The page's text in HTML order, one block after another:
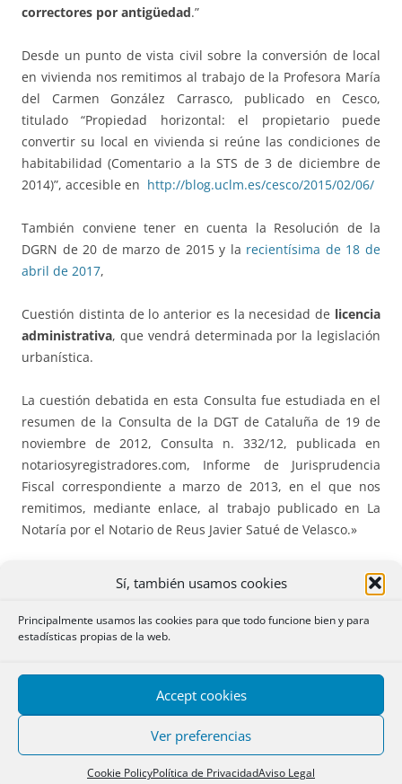
Sí, también usamos cookies
Principalmente usamos las cookies para que todo funcione bien y para
estadísticas propias de la web.
Accept cookies
Ver preferencias
Cookie PolicyPolítica de PrivacidadAviso Legal
correctores por antigüedad.”
Desde un punto de vista civil sobre la conversión de local
en vivienda nos remitimos al trabajo de la Profesora María
del Carmen González Carrasco, publicado en Cesco,
titulado “Propiedad horizontal: el propietario puede
convertir su local en vivienda si reúne las condiciones de
habitabilidad (Comentario a la STS de 3 de diciembre de
2014)”, accesible en http://blog.uclm.es/cesco/2015/02/06/
También conviene tener en cuenta la Resolución de la
DGRN de 20 de marzo de 2015 y la recientísima de 18 de
abril de 2017,
Cuestión distinta de lo anterior es la necesidad de licencia
administrativa, que vendrá determinada por la legislación
urbanística.
La cuestión debatida en esta Consulta fue estudiada en el
resumen de la Consulta de la DGT de Cataluña de 19 de
noviembre de 2012, Consulta n. 332/12, publicada en
notariosyregistradores.com, Informe de Jurisprudencia
Fiscal correspondiente a marzo de 2013, en el que nos
remitimos, mediante enlace, al trabajo publicado en La
Notaría por el Notario de Reus Javier Satué de Velasco.»
En efecto, en el Informe correspondiente a marzo de 2013
escribimos lo siguiente: «“Consulta nº 332/12-de la
Dirección General de Tributos de la Generalitat de
Cataluña-de 19 de noviembre de 2012.
pasa de local a vivienda
. Para la Administración catalana
no ofrece duda la tributación en AJD, citando en apoyo de
1996, relativa a la modificación de una obra nueva y
división horizontal, y la Consulta V0148-06 referente a la